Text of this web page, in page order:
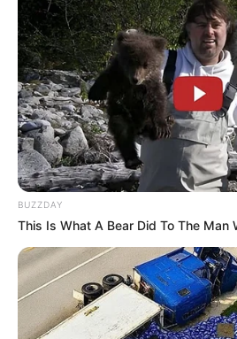
(foto: instagram/
Tak dapat dipungkiri, Anne Hathaway
cantik yang sulit dilupakan. Ditambah
yang luar biasa, ia pun berhasil
Hollywood tersukses saat ini.
TAGS AKTRIS ANNE HATHAWAY PENYANYI
BUZZDAY
This Is What A Bear Did To The Man